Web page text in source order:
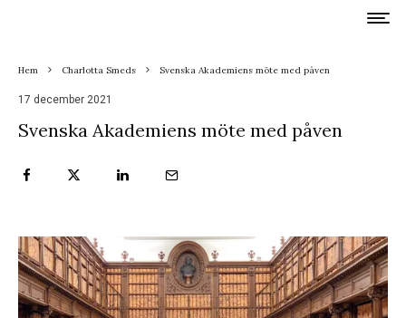
Hem Charlotta Smeds Svenska Akademiens möte med påven
17 december 2021
Svenska Akademiens möte med påven